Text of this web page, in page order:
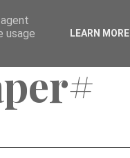
usage
LEARN MORE